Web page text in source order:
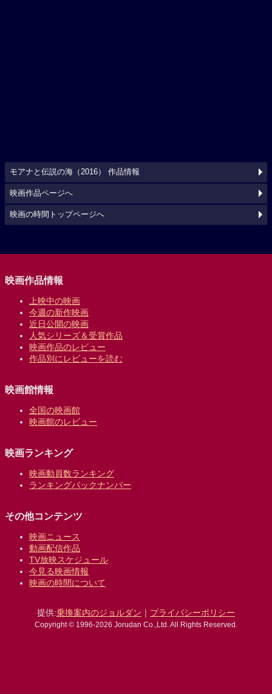
モアナと伝説の海（2016） 作品情報
映画作品ページへ
映画の時間トップページへ
映画作品情報
上映中の映画
今週の新作映画
近日公開の映画
人気シリーズ＆受賞作品
映画作品のレビュー
作品別にレビューを読む
映画館情報
全国の映画館
映画館のレビュー
映画ランキング
映画動員数ランキング
ランキングバックナンバー
その他コンテンツ
映画ニュース
動画配信作品
TV放映スケジュール
今見る映画情報
映画の時間について
提供:乗換案内のジョルダン ｜ プライバシーポリシー
Copyright © 1996-2026 Jorudan Co.,Ltd. All Rights Reserved.